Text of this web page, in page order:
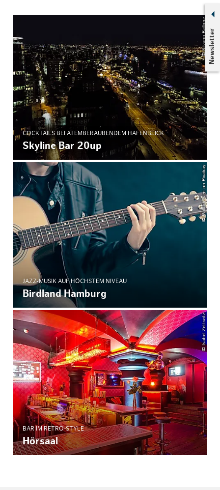
Newsletter
© Silvano Ballone
COCKTAILS BEI ATEMBERAUBENDEM HAFENBLICK
Skyline Bar 20up
© William Iven on Pixabay
JAZZ-MUSIK AUF HÖCHSTEM NIVEAU
Birdland Hamburg
© Isabel Zettwitz
BAR IM RETRO-STYLE
Hörsaal